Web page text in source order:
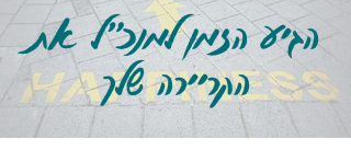
הגיע הזמן למנכ״ל את
הקריירה שלך